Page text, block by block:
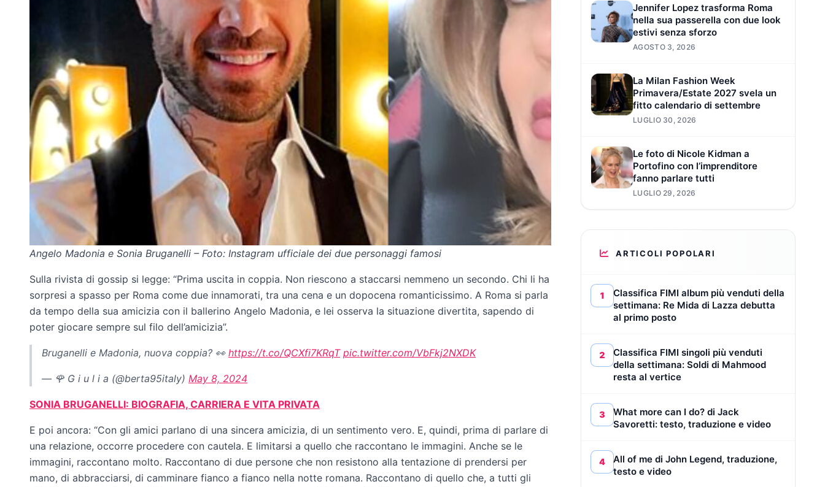
Angelo Madonia e Sonia Bruganelli – Foto: Instagram ufficiale dei due personaggi famosi
Sulla rivista di gossip si legge: “Prima uscita in coppia. Non riescono a staccarsi nemmeno un secondo. Chi li ha
sorpresi a spasso per Roma come due innamorati, tra una cena e un dopocena romanticissimo. A Roma si parla
da tempo della sua amicizia con il ballerino Angelo Madonia, e lei osserva la situazione divertita, sapendo di
poter giocare sempre sul filo dell’amicizia”.
Bruganelli e Madonia, nuova coppia? 👀 https://t.co/QCXfi7KRqT pic.twitter.com/VbFkj2NXDK
— 🌹 G i u l i a (@berta95italy) May 8, 2024
SONIA BRUGANELLI: BIOGRAFIA, CARRIERA E VITA PRIVATA
E poi ancora: “Con gli amici parlano di una sincera amicizia, di un sentimento vero. E, quindi, prima di parlare di
una relazione, occorre procedere con cautela. E limitarsi a quello che raccontano le immagini. Anche se le
immagini, raccontano molto. Raccontano di due persone che non resistono alla tentazione di prendersi per
mano, di abbracciarsi, di camminare fianco a fianco nella notte romana. Raccontano di quello che, a tutti gli
Jennifer Lopez trasforma Roma
nella sua passerella con due look
estivi senza sforzo
AGOSTO 3, 2026
La Milan Fashion Week
Primavera/Estate 2027 svela un
fitto calendario di settembre
LUGLIO 30, 2026
Le foto di Nicole Kidman a
Portofino con l’imprenditore
fanno parlare tutti
LUGLIO 29, 2026
ARTICOLI POPOLARI
1
Classifica FIMI album più venduti della
settimana: Re Mida di Lazza debutta
al primo posto
2
Classifica FIMI singoli più venduti
della settimana: Soldi di Mahmood
resta al vertice
3
What more can I do? di Jack
Savoretti: testo, traduzione e video
4
All of me di John Legend, traduzione,
testo e video